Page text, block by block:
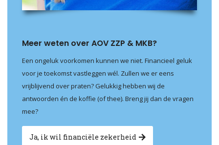
Meer weten over AOV ZZP & MKB?
Een ongeluk voorkomen kunnen we niet. Financieel geluk
voor je toekomst vastleggen wél. Zullen we er eens
vrijblijvend over praten? Gelukkig hebben wij de
antwoorden én de koffie (of thee). Breng jij dan de vragen
mee?
Ja, ik wil financiële zekerheid